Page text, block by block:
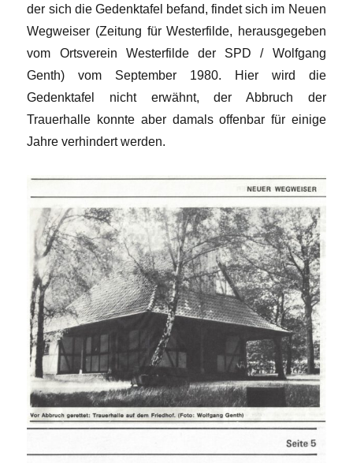
der sich die Gedenktafel befand, findet sich im Neuen
Wegweiser (Zeitung für Westerfilde, herausgegeben
vom Ortsverein Westerfilde der SPD / Wolfgang
Genth) vom September 1980. Hier wird die
Gedenktafel nicht erwähnt, der Abbruch der
Trauerhalle konnte aber damals offenbar für einige
Jahre verhindert werden.